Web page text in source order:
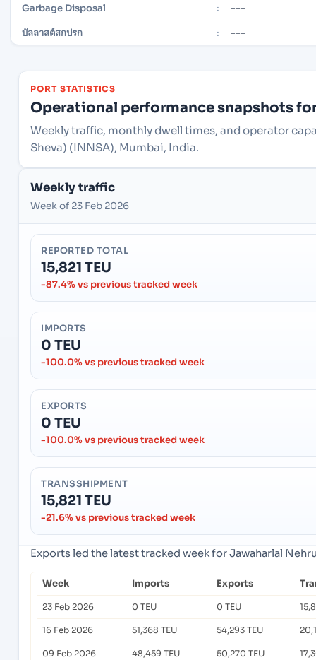
Garbage Disposal : ---
บัลลาสต์สกปรก : ---
PORT STATISTICS
Operational performance snapshots
Weekly traffic, monthly dwell times, and operator
Sheva) (INNSA), Mumbai, India.
Weekly traffic
Week of 23 Feb 2026
REPORTED TOTAL
15,821 TEU
-87.4% vs previous tracked week
IMPORTS
0 TEU
-100.0% vs previous tracked week
EXPORTS
0 TEU
-100.0% vs previous tracked week
TRANSSHIPMENT
15,821 TEU
-21.6% vs previous tracked week
Exports led the latest tracked week for Jawaharlal
Week Imports Exports
23 Feb 2026 0 TEU 0 TEU
16 Feb 2026 51,368 TEU 54,293 TEU
09 Feb 2026 48,459 TEU 50,270 TEU